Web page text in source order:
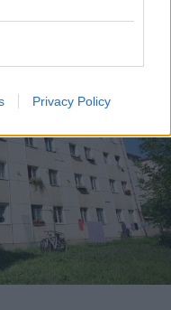
Privacy Policy